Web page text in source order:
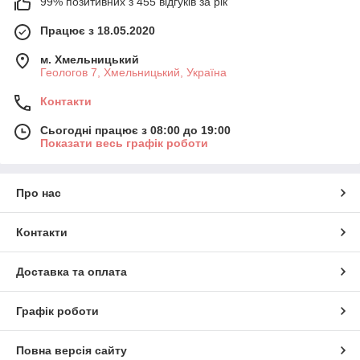
Працює з 18.05.2020
м. Хмельницький
Геологов 7, Хмельницький, Україна
Контакти
Сьогодні працює з 08:00 до 19:00
Показати весь графік роботи
Про нас
Контакти
Доставка та оплата
Графік роботи
Повна версія сайту